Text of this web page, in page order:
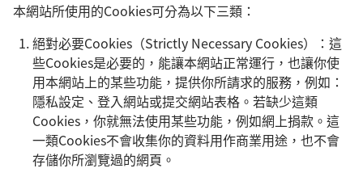
本網站所使用的Cookies可分為以下三類：
絕對必要Cookies（Strictly Necessary Cookies）：這
些Cookies是必要的，能讓本網站正常運行，也讓你使
用本網站上的某些功能，提供你所請求的服務，例如：
隱私設定、登入網站或提交網站表格。若缺少這類
Cookies，你就無法使用某些功能，例如網上捐款。這
一類Cookies不會收集你的資料用作商業用途，也不會
存儲你所瀏覽過的網頁。